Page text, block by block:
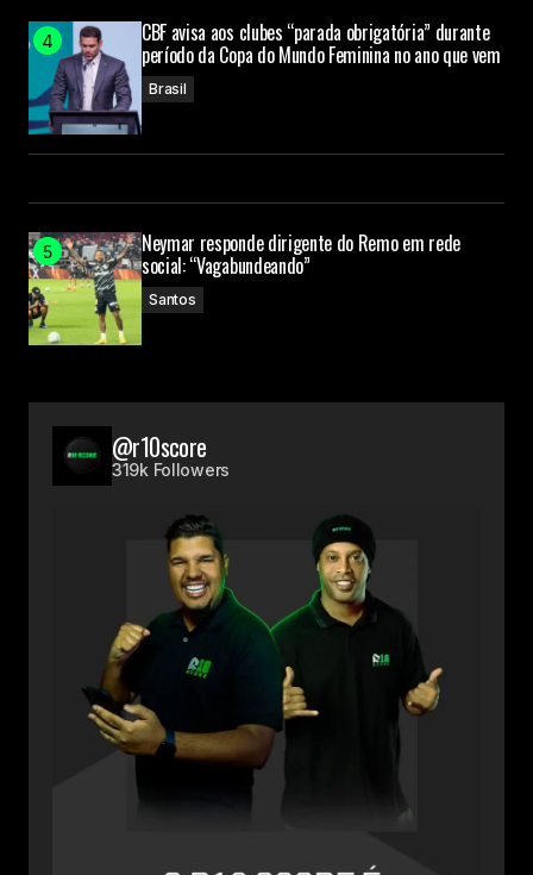
CBF avisa aos clubes “parada obrigatória” durante
período da Copa do Mundo Feminina no ano que vem
Brasil
Neymar responde dirigente do Remo em rede
social: “Vagabundeando”
Santos
@r10score
319k Followers